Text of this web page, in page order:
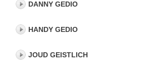
DANNY GEDIO
HANDY GEDIO
JOUD GEISTLICH